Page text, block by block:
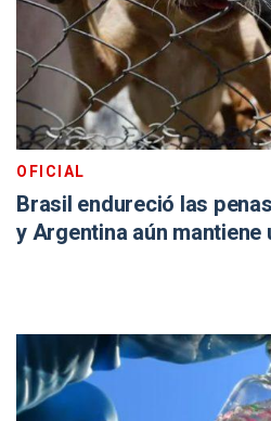
OFICIAL
Brasil endureció las
y Argentina aún mantiene